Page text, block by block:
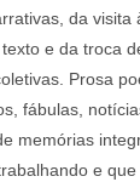
da visita
e da troca
Prosa
fábulas,
memórias
e